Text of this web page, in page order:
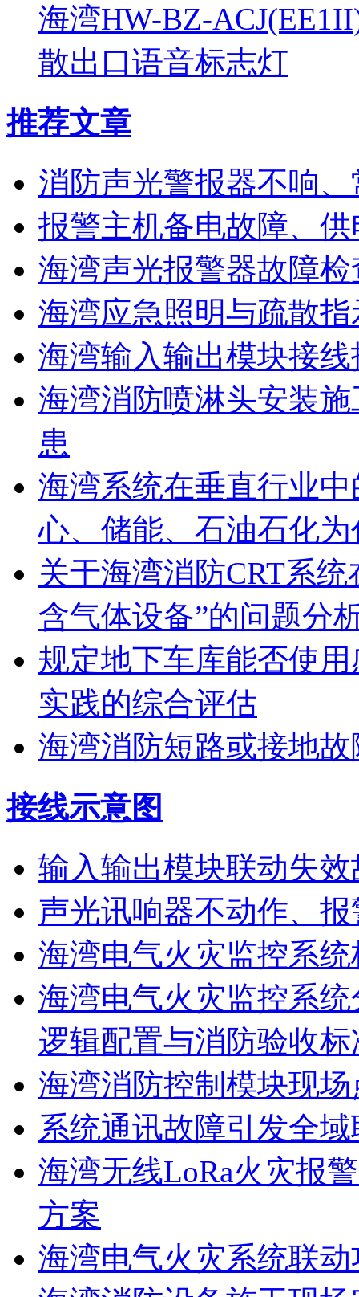
海湾HW-BZ-
散出口语音标志灯
推荐文章
消防声光警报器不响
报警主机备电故障、
海湾声光报警器故障
海湾应急照明与疏散
海湾输入输出模块接
海湾消防喷淋头安装
患
海湾系统在垂直行业
心、储能、石油石化
关于海湾消防CRT系
含气体设备”的问题分
规定地下车库能否使
实践的综合评估
海湾消防短路或接地
接线示意图
输入输出模块联动失效
声光讯响器不动作、
海湾电气火灾监控系
海湾电气火灾监控系
逻辑配置与消防验收标
海湾消防控制模块现
系统通讯故障引发全
海湾无线LoRa火灾报
方案
海湾电气火灾系统联